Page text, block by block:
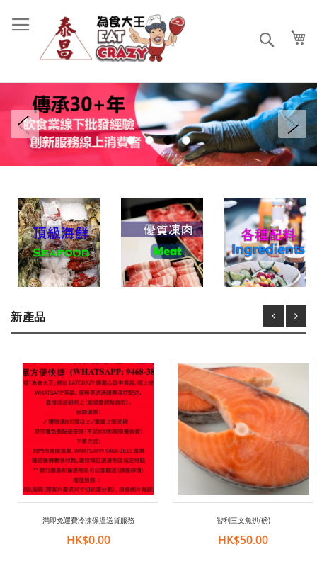
過
到
prev
新產品
滿即免運費冷凍保溫送貨服務
HK$0.00
智利三文魚扒(磅)
HK$50.00